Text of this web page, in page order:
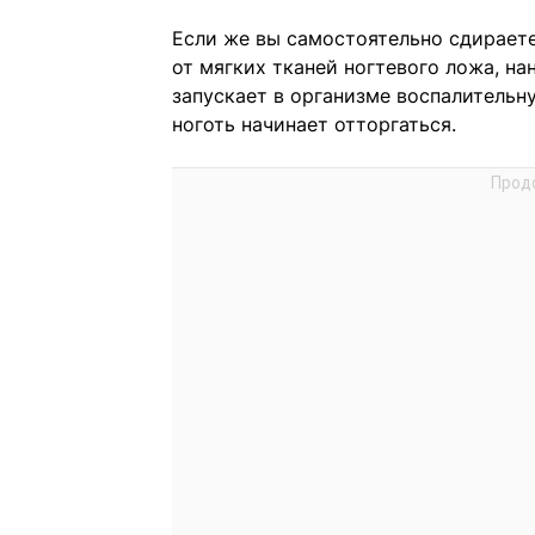
Если же вы самостоятельно
от мягких тканей ногтевого ложа,
запускает в организме
ноготь начинает отторгаться.